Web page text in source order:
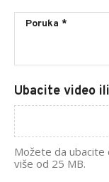
Ubacite video
Možete da
više od 25 MB.